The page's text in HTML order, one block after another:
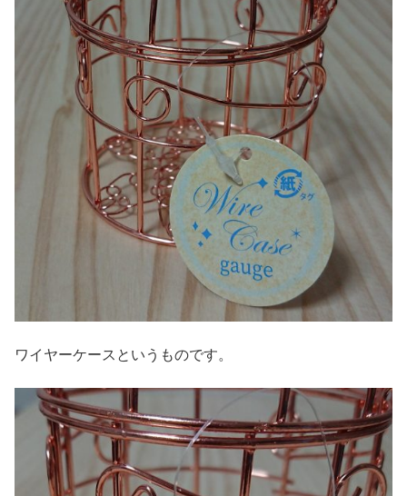
ワイヤーケースというものです。